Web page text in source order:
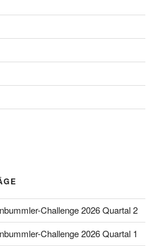
Challenge 2026 Quartal 2
Challenge 2026 Quartal 1